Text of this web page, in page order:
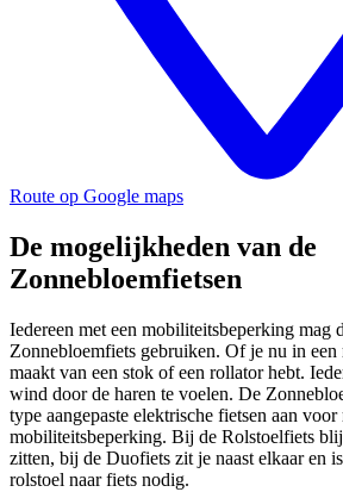
Route op Google maps
De mogelijkheden van de
Zonnebloemfietsen
Iedereen met een mobiliteitsbeperking mag
Zonnebloemfiets gebruiken. Of je nu in
maakt van een stok of een rollator hebt.
wind door de haren te voelen. De
type aangepaste elektrische fietsen aan voor
mobiliteitsbeperking. Bij de Rolstoelfiets
zitten, bij de Duofiets zit je naast elkaar en
rolstoel naar fiets nodig.